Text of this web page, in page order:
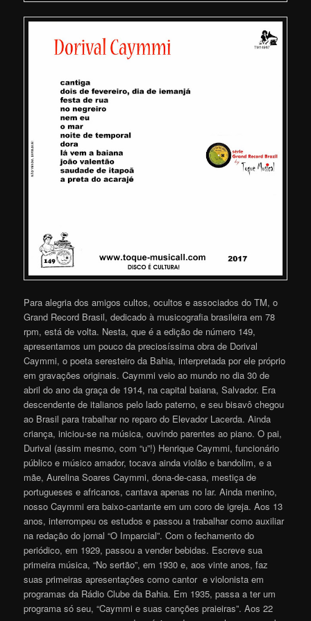
Para alegria dos amigos cultos, ocultos e associados do TM, o
Grand Record Brasil, dedicado à musicografia brasileira em 78
rpm, está de volta. Nesta, que é a edição de número 149,
apresentamos um pouco da preciosíssima obra de Dorival
Caymmi, o poeta seresteiro da Bahia, interpretada por ele próprio
em gravações originais. Caymmi veio ao mundo no dia 30 de
abril do ano da graça de 1914, na capital baiana, Salvador. Era
descendente de italianos pelo lado paterno, e seu bisavô chegou
ao Brasil para trabalhar no reparo do Elevador Lacerda. Ainda
criança, iniciou-se na música, ouvindo parentes ao piano. O pai,
Durival (assim mesmo, com “u”!) Henrique Caymmi, funcionário
público e músico amador, tocava ainda violão e bandolim, e a
mãe, Aurelina Soares Caymmi, dona-de-casa, mestiça de
portugueses e africanos, cantava apenas no lar. Ainda menino,
nosso Caymmi era baixo-cantante em um coro de igreja. Aos 13
anos, interrompeu os estudos e passou a trabalhar como auxiliar
na redação do jornal “O Imparcial”. Com o fechamento do
periódico, em 1929, passou a vender bebidas. Escreve sua
primeira música, “No sertão”, em 1930 e, aos vinte anos, faz
suas primeiras apresentações como cantor e violonista em
programas da Rádio Clube da Bahia. Em 1935, passa a ter um
programa só seu, “Caymmi e suas canções praieiras”. Aos 22